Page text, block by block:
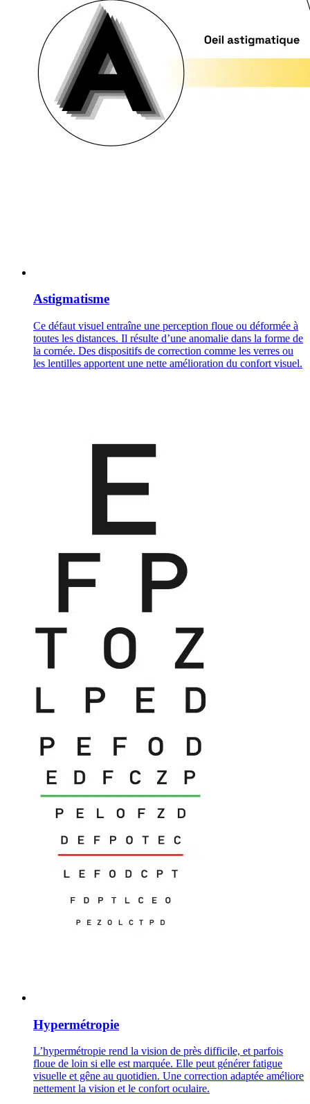
Astigmatisme
Ce défaut visuel entraîne une perception floue ou déformée à
toutes les distances. Il résulte d’une anomalie dans la forme de
la cornée. Des dispositifs de correction comme les verres ou
les lentilles apportent une nette amélioration du confort visuel.
Hypermétropie
L’hypermétropie rend la vision de près difficile, et parfois
floue de loin si elle est marquée. Elle peut générer fatigue
visuelle et gêne au quotidien. Une correction adaptée améliore
nettement la vision et le confort oculaire.